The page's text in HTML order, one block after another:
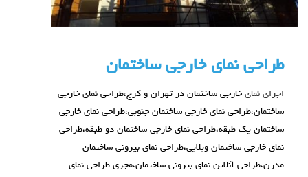
طراحی نمای خارجی ساختمان
اجرای نمای خارجی ساختمان در تهران و کرج،طراحی نمای خارجی
ساختمان،طراحی نمای خارجی ساختمان جنوبی،طراحی نمای خارجی
ساختمان یک طبقه،طراحی نمای خارجی ساختمان دو طبقه،طراحی
نمای خارجی ساختمان ویلایی،طراحی نمای بیرونی ساختمان
مدرن،طراحی آنلاین نمای بیرونی ساختمان،مجری طراحی نمای